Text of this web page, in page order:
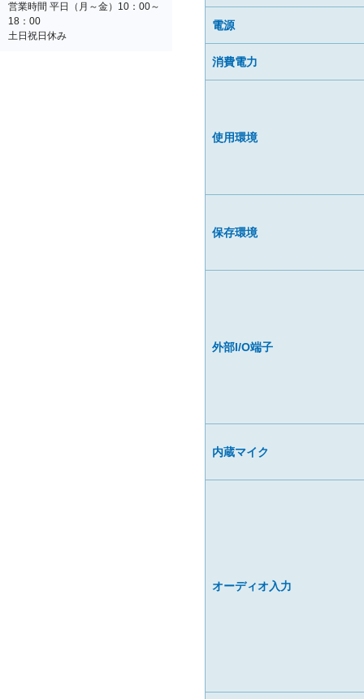
営業時間 平日（月～金）10：00～
18：00
土日祝日休み
電源
消費電力
使用環境
保存環境
外部I/O端子
内蔵マイク
オーディオ入力